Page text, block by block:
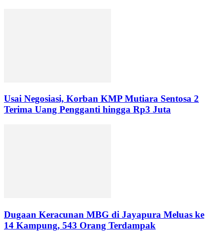
Usai Negosiasi, Korban KMP Mutiara Sentosa 2
Terima Uang Pengganti hingga Rp3 Juta
Dugaan Keracunan MBG di Jayapura Meluas ke
14 Kampung, 543 Orang Terdampak